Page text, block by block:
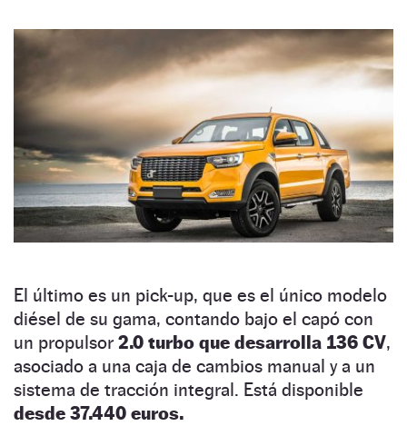
El último es un pick-up, que es el único modelo
diésel de su gama, contando bajo el capó con
un propulsor 2.0 turbo que desarrolla 136 CV,
asociado a una caja de cambios manual y a un
sistema de tracción integral. Está disponible
desde 37.440 euros.